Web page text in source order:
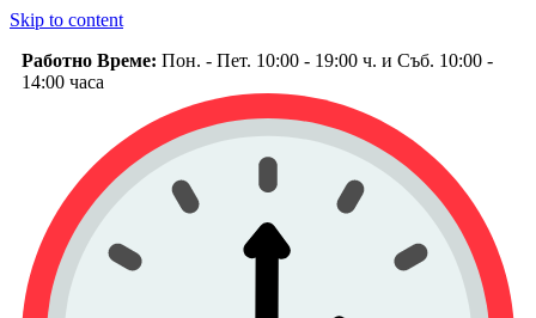
Skip to content
Работно Време: Пон. - Пет. 10:00 - 19:00 ч. и Съб. 10:00 -
14:00 часа